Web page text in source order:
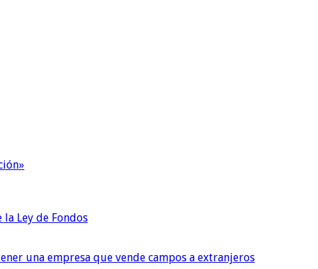
Ley de Fondos
una empresa que vende campos a extranjeros